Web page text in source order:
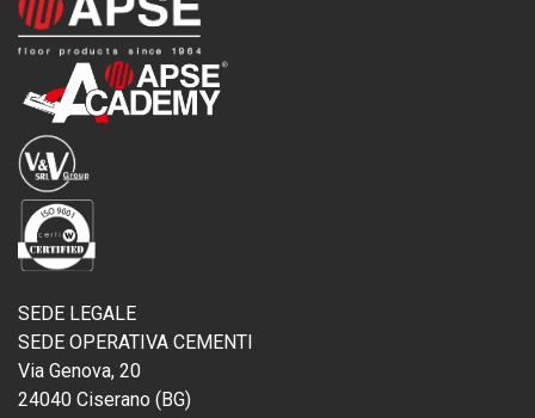
SEDE LEGALE
SEDE OPERATIVA CEMENTI
Via Genova, 20
24040 Ciserano (BG)